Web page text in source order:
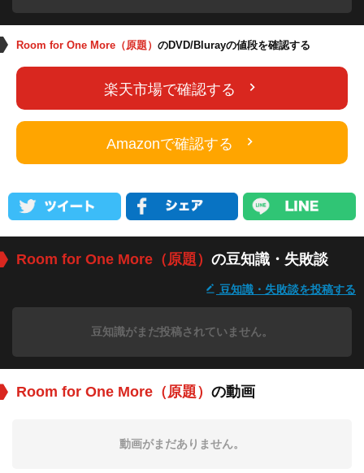
Room for One More（原題） のDVD/Blurayの値段を確認する
楽天市場で確認する
Amazonで確認する
Room for One More（原題） の豆知識・失敗談
豆知識・失敗談を投稿する
豆知識がまだ投稿されていません。
Room for One More（原題） の動画
動画がまだありません。